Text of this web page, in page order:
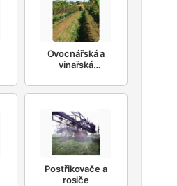
Ovocnářská a
vinařská
Postřikovače a
rosiče